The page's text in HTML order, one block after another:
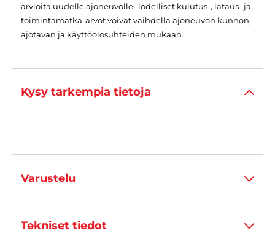
arvioita uudelle ajoneuvolle. Todelliset kulutus-, lataus- ja
toimintamatka-arvot voivat vaihdella ajoneuvon kunnon,
ajotavan ja käyttöolosuhteiden mukaan.
Kysy tarkempia tietoja
Varustelu
Tekniset tiedot